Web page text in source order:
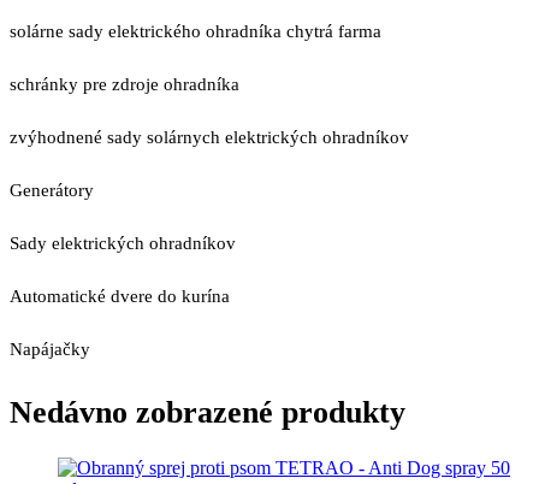
solárne sady elektrického ohradníka chytrá farma
schránky pre zdroje ohradníka
zvýhodnené sady solárnych elektrických ohradníkov
Generátory
Sady elektrických ohradníkov
Automatické dvere do kurína
Napájačky
Nedávno zobrazené produkty